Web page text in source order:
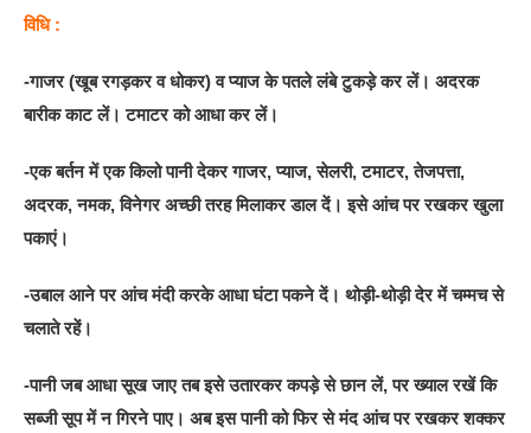
विधि :
-गाजर (खूब रगड़कर व धोकर) व प्याज के पतले लंबे टुकड़े कर लें। अदरक
बारीक काट लें। टमाटर को आधा कर लें।
-एक बर्तन में एक किलो पानी देकर गाजर, प्याज, सेलरी, टमाटर, तेजपत्ता,
अदरक, नमक, विनेगर अच्छी तरह मिलाकर डाल दें। इसे आंच पर रखकर खुला
पकाएं।
-उबाल आने पर आंच मंदी करके आधा घंटा पकने दें। थोड़ी-थोड़ी देर में चम्मच से
चलाते रहें।
-पानी जब आधा सूख जाए तब इसे उतारकर कपड़े से छान लें, पर ख्याल रखें कि
सब्जी सूप में न गिरने पाए। अब इस पानी को फिर से मंद आंच पर रखकर शक्कर